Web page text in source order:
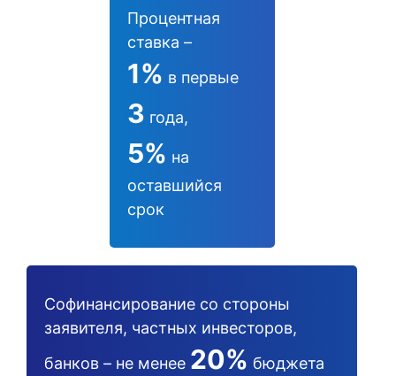
Процентная
ставка –
1% в первые
3 года,
5% на
оставшийся
срок
Софинансирование со стороны
заявителя, частных инвесторов,
банков – не менее 20% бюджета